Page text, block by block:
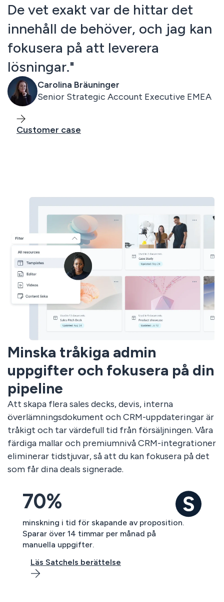
De vet exakt var de hittar det
innehåll de behöver, och jag kan
fokusera på att leverera
lösningar."
Carolina Bräuninger
Senior Strategic Account Executive EMEA
Customer case
Minska tråkiga admin
uppgifter och fokusera på din
pipeline
Att skapa flera sales decks, devis, interna
överlämningsdokument och CRM-uppdateringar är
tråkigt och tar värdefull tid från försäljningen. Våra
färdiga mallar och premiumnivå CRM-integrationer
eliminerar tidstjuvar, så att du kan fokusera på det
som får dina deals signerade.
70%
minskning i tid för skapande av proposition.
Sparar över 14 timmar per månad på
manuella uppgifter.
Läs Satchels berättelse